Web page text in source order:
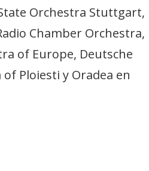
Orchestra Stuttgart,
Chamber Orchestra,
of Europe, Deutsche
Ploiesti y Oradea en